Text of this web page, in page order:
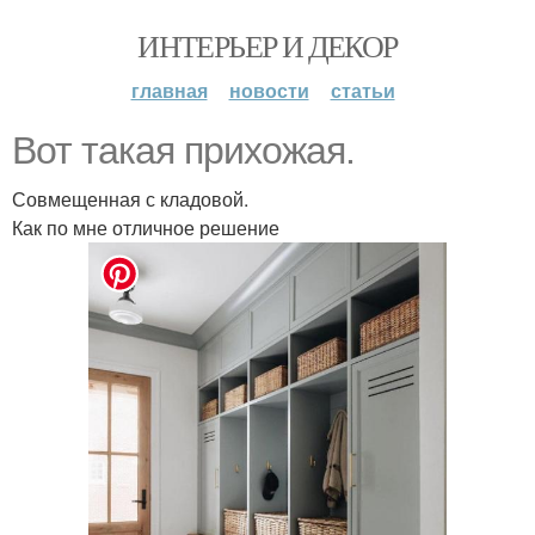
ИНТЕРЬЕР И ДЕКОР
главная новости статьи
Вот такая прихожая.
Совмещенная с кладовой.
Как по мне отличное решение